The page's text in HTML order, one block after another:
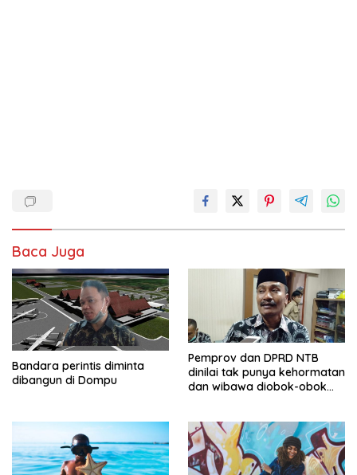
Baca Juga
Bandara perintis diminta
dibangun di Dompu
Pemprov dan DPRD NTB
dinilai tak punya kehormatan
dan wibawa diobok-obok